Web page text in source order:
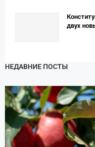
двух
НЕДАВНИЕ ПОСТЫ